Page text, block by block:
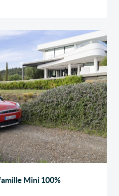
Mini 100%